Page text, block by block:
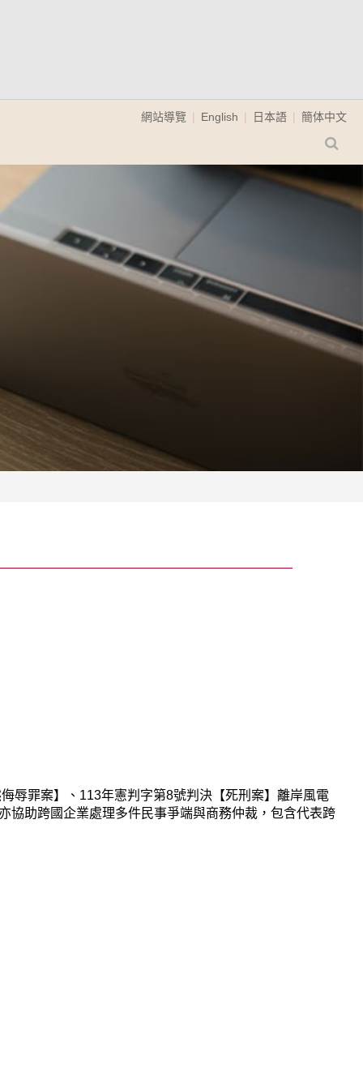
網站導覽 English 日本語 簡体中文
辱罪案】、113年憲判字第8號判決【死刑案】離岸風電
協助跨國企業處理多件民事爭端與商務仲裁，包含代表跨